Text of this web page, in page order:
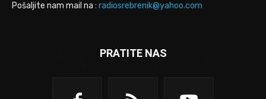
Pošaljite nam mail na : radiosrebrenik@yahoo.com
PRATITE NAS